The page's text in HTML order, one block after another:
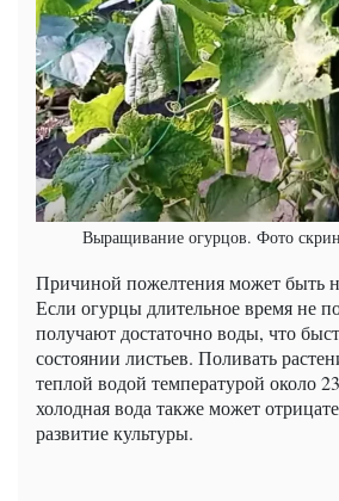
Выращивание огурцов. Фото
Причиной пожелтения может быть
Если огурцы длительное время не
получают достаточно воды, что
состоянии листьев. Поливать
теплой водой температурой около
холодная вода также может
развитие культуры.